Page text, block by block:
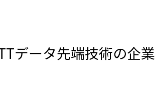
データ先端技術の企業